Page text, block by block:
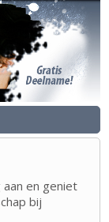
en geniet
bij